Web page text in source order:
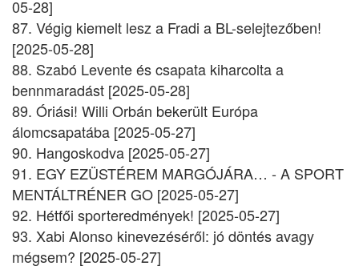
05-28]
87. Végig kiemelt lesz a Fradi a BL-selejtezőben!
[2025-05-28]
88. Szabó Levente és csapata kiharcolta a
bennmaradást [2025-05-28]
89. Óriási! Willi Orbán bekerült Európa
álomcsapatába [2025-05-27]
90. Hangoskodva [2025-05-27]
91. EGY EZÜSTÉREM MARGÓJÁRA… - A SPORT
MENTÁLTRÉNER GO [2025-05-27]
92. Hétfői sporteredmények! [2025-05-27]
93. Xabi Alonso kinevezéséről: jó döntés avagy
mégsem? [2025-05-27]